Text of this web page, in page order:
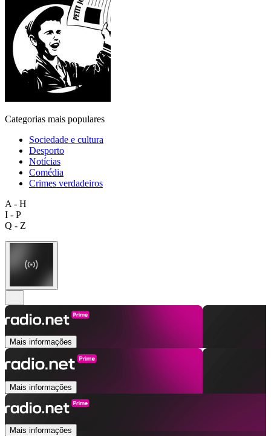
Categorias mais populares
Sociedade e cultura
Desporto
Notícias
Comédia
Crimes verdadeiros
A - H
I - P
Q - Z
Mais informações
Mais informações
Mais informações